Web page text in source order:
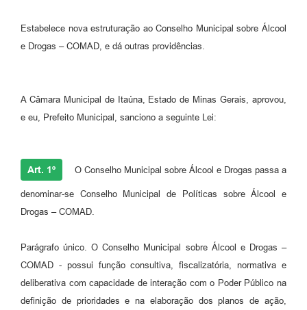
Estabelece nova estruturação ao Conselho Municipal sobre Álcool
e Drogas – COMAD, e dá outras providências.
A Câmara Municipal de Itaúna, Estado de Minas Gerais, aprovou,
e eu, Prefeito Municipal, sanciono a seguinte Lei:
Art. 1º O Conselho Municipal sobre Álcool e Drogas passa a
denominar-se Conselho Municipal de Políticas sobre Álcool e
Drogas – COMAD.
Parágrafo único. O Conselho Municipal sobre Álcool e Drogas –
COMAD - possui função consultiva, fiscalizatória, normativa e
deliberativa com capacidade de interação com o Poder Público na
definição de prioridades e na elaboração dos planos de ação,